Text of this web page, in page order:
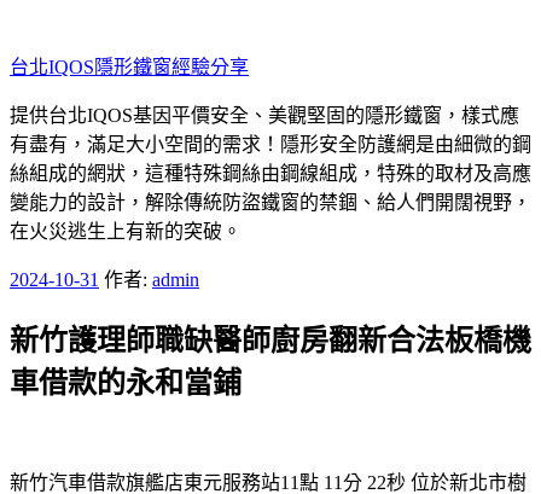
至
主
要
內
容
台北IQOS隱形鐵窗經驗分享
提供台北IQOS基因平價安全、美觀堅固的隱形鐵窗，樣式應
有盡有，滿足大小空間的需求！隱形安全防護網是由細微的鋼
絲組成的網狀，這種特殊鋼絲由鋼線組成，特殊的取材及高應
變能力的設計，解除傳統防盜鐵窗的禁錮、給人們開闊視野，
在火災逃生上有新的突破。
發
於
2024-10-31 作者: admin
新竹護理師職缺醫師廚房翻新合法板橋機
車借款的永和當鋪
新竹汽車借款旗艦店東元服務站11點 11分 22秒 位於新北市樹